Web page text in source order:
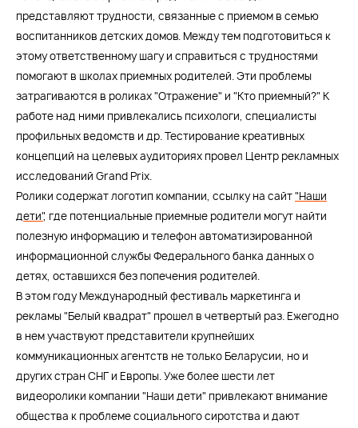
представляют трудности, связанные с приемом в семью
воспитанников детских домов. Между тем подготовиться к
этому ответственному шагу и справиться с трудностями
помогают в школах приемных родителей. Эти проблемы
затрагиваются в роликах "Отражение" и "Кто приемный?" К
работе над ними привлекались психологи, специалисты
профильных ведомств и др. Тестирование креативных
концепций на целевых аудиториях провел Центр рекламных
исследований Grand Prix.
Ролики содержат логотип компании, ссылку на сайт"Наши
дети", где потенциальные приемные родители могут найти
полезную информацию и телефон автоматизированной
информационной службы Федерального банка данных о
детях, оставшихся без попечения родителей.
В этом году Международный фестиваль маркетинга и
рекламы "Белый квадрат" прошел в четвертый раз. Ежегодно
в нем участвуют представители крупнейших
коммуникационных агентств не только Беларусии, но и
других стран СНГ и Европы. Уже более шести лет
видеоролики компании "Наши дети" привлекают внимание
общества к проблеме социального сиротства и дают